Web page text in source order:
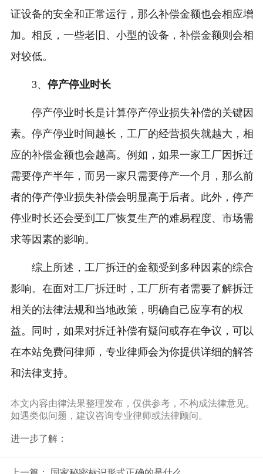
证设备的安全和正常运行，那么补偿金额也会相应增
加。相反，一些老旧、小型的设备，补偿金额则会相
对较低。
3、 停产停业时长
停产停业时长是计算停产停业损失补偿的关键因
素。停产停业时间越长，工厂的经营损失就越大，相
应的补偿金额也会越高。例如，如果一家工厂因拆迁
需要停产半年，而另一家只需要停产一个月，那么前
者的停产停业损失补偿会明显高于后者。此外，停产
停业时长还会受到工厂恢复生产的难易程度、市场需
求等因素的影响。
综上所述，工厂拆迁的金额受到多种因素的综合
影响。在面对工厂拆迁时，工厂所有者需要了解拆迁
相关的法律法规和当地政策，明确自己应享有的权
益。同时，如果对拆迁补偿有疑问或存在争议，可以
在本站免费问律师，专业律师会为你提供详细的解答
和法律支持。
本文内容由律法果整理发布，仅供参考，不构成法律意见。
如遇类似问题，建议咨询专业律师或法律顾问。
进一步了解：